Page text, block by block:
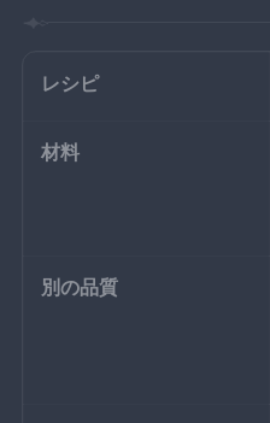
レシピ
材料
別の品質